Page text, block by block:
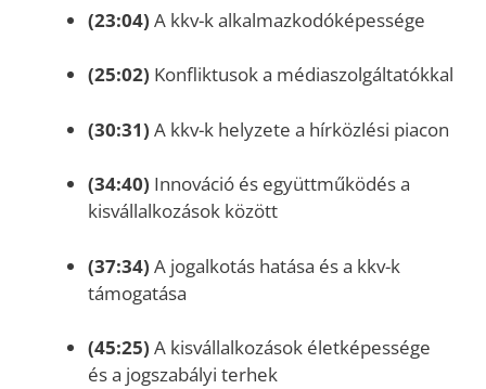
(23:04) A kkv-k alkalmazkodóképessége
(25:02) Konfliktusok a médiaszolgáltatókkal
(30:31) A kkv-k helyzete a hírközlési piacon
(34:40) Innováció és együttműködés a
kisvállalkozások között
(37:34) A jogalkotás hatása és a kkv-k
támogatása
(45:25) A kisvállalkozások életképessége
és a jogszabályi terhek